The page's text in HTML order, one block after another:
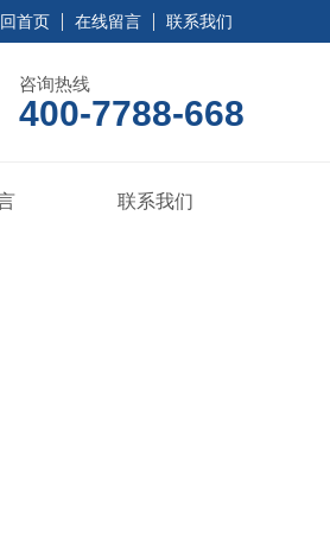
首页 在线留言 联系我们
咨询热线
400-7788-668
联系我们